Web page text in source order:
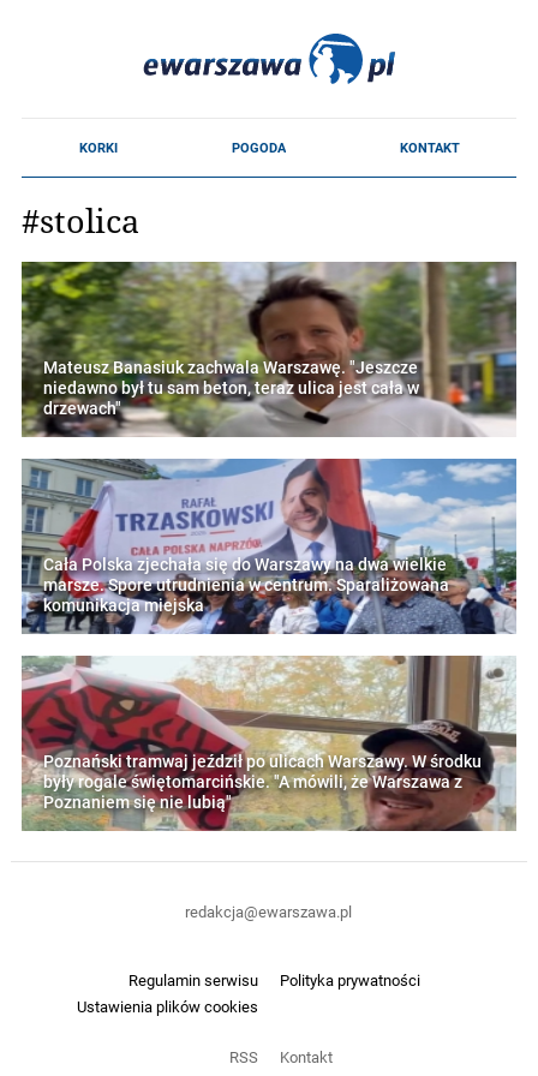
#stolica
Mateusz Banasiuk zachwala Warszawę. "Jeszcze
niedawno był tu sam beton, teraz ulica jest cała w
drzewach"
Cała Polska zjechała się do Warszawy na dwa wielkie
marsze. Spore utrudnienia w centrum. Sparaliżowana
komunikacja miejska
Poznański tramwaj jeździł po ulicach Warszawy. W środku
były rogale świętomarcińskie. "A mówili, że Warszawa z
Poznaniem się nie lubią"
Regulamin serwisu
Polityka prywatności
Ustawienia plików cookies
RSS Kontakt
redakcja@ewarszawa.pl